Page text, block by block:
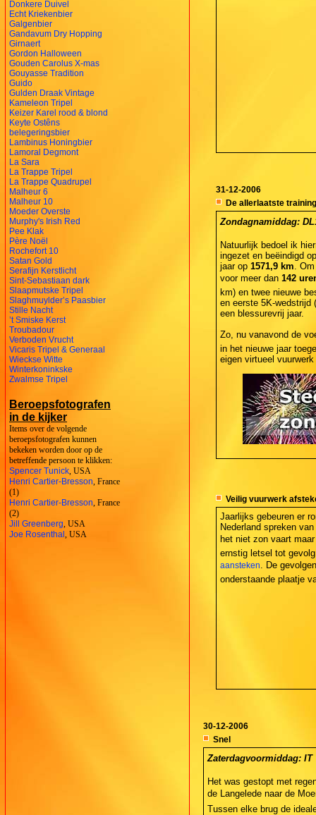
Donkere Duivel
Echt Kriekenbier
Galgenbier
Gandavum Dry Hopping
Girnaert
Gordon Halloween
Gouden Carolus X-mas
Gouyasse Tradition
Guido
Gulden Draak Vintage
Kameleon Tripel
Keizer Karel rood & blond
Keyte Ostêns
belegeringsbier
Lambinus Honingbier
Lamoral Degmont
La Sara
La Trappe Tripel
La Trappe Quadrupel
Malheur 6
Malheur 10
Moeder Overste
Murphy's Irish Red
Pee Klak
Père Noël
Rochefort 10
Satan Gold
Serafijn Kerstlicht
Sint-Sebastiaan dark
Slaapmutske Tripel
Slaghmuylder’s Paasbier
Stille Nacht
’t Smiske Kerst
Troubadour
Verboden Vrucht
Vicaris Tripel & Generaal
Wieckse Witte
Winterkoninkske
Zwalmse Tripel
Beroepsfotografen
in de kijker
Items over de volgende
beroepsfotografen kunnen
bekeken worden door op de
betreffende persoon te klikken:
Spencer Tunick , USA
Henri Cartier-Bresson , France
(1)
Henri Cartier-Bresson , France
(2)
Jill Greenberg , USA
Joe Rosenthal , USA
31-12-2006
De allerlaatste training
Zondagnamiddag:
Natuurlijk bedoel ik
ingezet en beëindigd
jaar op 1571,9 km .
voor meer dan 142
km) en twee nieuwe
en eerste 5K-wedstrijd (
een blessurevrij jaar.
Zo, nu vanavond de
in het nieuwe jaar
eigen virtueel vuurwerk
Veilig vuurwerk
Jaarlijks gebeuren er
Nederland spreken
het niet zon vaart
ernstig letsel tot
aansteken . De
onderstaande plaatje
30-12-2006
Snel
Zaterdagvoormiddag: IT
Het was gestopt met
de Langelede naar de
Tussen elke brug de